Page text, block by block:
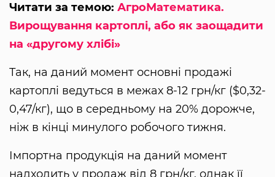
Читати за темою: АгроМатематика.
Вирощування картоплі, або як заощадити
на «другому хлібі»
Так, на даний момент основні продажі
картоплі ведуться в межах 8-12 грн/кг ($0,32-
0,47/кг), що в середньому на 20% дорожче,
ніж в кінці минулого робочого тижня.
Імпортна продукція на даний момент
надходить у продаж від 8 грн/кг, однак її